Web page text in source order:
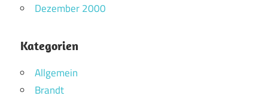
Dezember 2000
Kategorien
Allgemein
Brandt